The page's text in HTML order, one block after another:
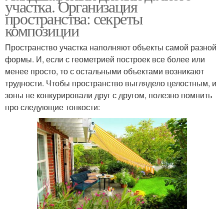
участка. Организация
пространства: секреты
композиции
Пространство участка наполняют объекты самой разной
формы. И, если с геометрией построек все более или
менее просто, то с остальными объектами возникают
трудности. Чтобы пространство выглядело целостным, и
зоны не конкурировали друг с другом, полезно помнить
про следующие тонкости: